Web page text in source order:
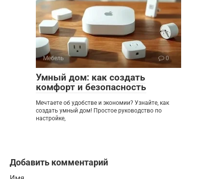
Мебель 0
Умный дом: как создать
комфорт и безопасность
Мечтаете об удобстве и экономии? Узнайте, как
создать умный дом! Простое руководство по
настройке,
Добавить комментарий